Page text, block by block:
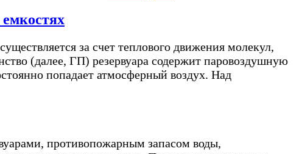
за счет теплового движения молекул,
(далее, ГП) резервуара содержит паровоздушную
попадает атмосферный воздух. Над
противопожарным запасом воды,